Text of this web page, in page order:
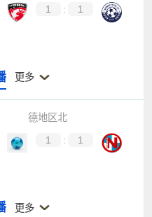
1 :
1
更多
德地区北
1 :
1
更多